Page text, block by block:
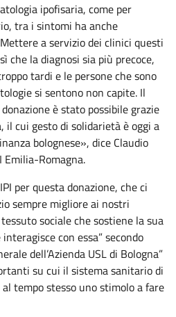
ipofisaria, come per
tra i sintomi ha anche
a servizio dei clinici questi
che la diagnosi sia più precoce,
tardi e le persone che sono
si sentono non capite. Il
è stato possibile grazie
il cui gesto di solidarietà è oggi a
bolognese», dice Claudio
Emilia-Romagna.
per questa donazione, che ci
sempre migliore ai nostri
sociale che sostiene la sua
con essa” secondo
dell’Azienda USL di Bologna”
su cui il sistema sanitario di
tempo stesso uno stimolo a fare